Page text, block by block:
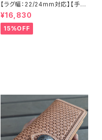
【ラグ幅：22/24mm対応】【手縫
い】【ストレート型】【子穴：円形】
【2PS-ALBEWHs】アリゲータ
ー 腹ワニ テイル部使用 ウィー
ト/ベージュ 国産なめしの本革
¥16,830
15%OFF